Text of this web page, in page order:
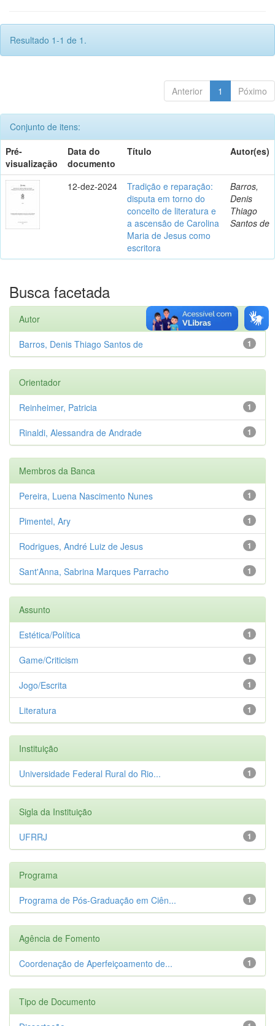
Resultado 1-1 de 1.
Anterior 1 Póximo
Conjunto de itens:
Pré-
visualização
Data do
documento
Título Autor(es)
12-dez-2024
Tradição e reparação:
disputa em torno do
conceito de literatura e
a ascensão de Carolina
Maria de Jesus como
escritora
Barros,
Denis
Thiago
Santos de
Busca facetada
Autor
1
Barros, Denis Thiago Santos de
Orientador
1
Reinheimer, Patricia
1
Rinaldi, Alessandra de Andrade
Membros da Banca
1
Pereira, Luena Nascimento Nunes
1
Pimentel, Ary
1
Rodrigues, André Luiz de Jesus
1
Sant'Anna, Sabrina Marques Parracho
Assunto
1
Estética/Política
1
Game/Criticism
1
Jogo/Escrita
1
Literatura
Instituição
1
Universidade Federal Rural do Rio...
Sigla da Instituição
1
UFRRJ
Programa
1
Programa de Pós-Graduação em Ciên...
Agência de Fomento
1
Coordenação de Aperfeiçoamento de...
Tipo de Documento